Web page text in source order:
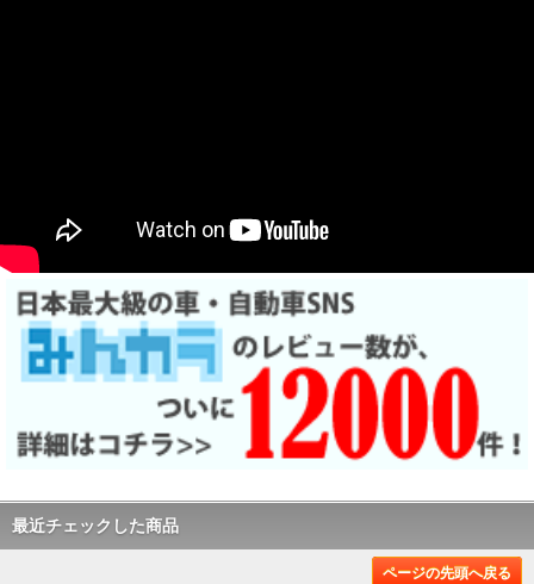
最近チェックした商品
ページの先頭へ戻る